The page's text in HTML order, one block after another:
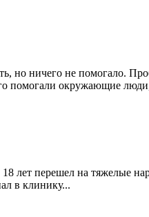
но ничего не помогало.
помогали окружающие
лет перешел на тяжелые
в клинику...